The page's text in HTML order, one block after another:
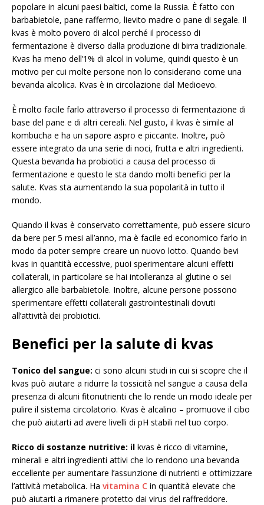
popolare in alcuni paesi baltici, come la Russia. È fatto con
barbabietole, pane raffermo, lievito madre o pane di segale. Il
kvas è molto povero di alcol perché il processo di
fermentazione è diverso dalla produzione di birra tradizionale.
Kvas ha meno dell’1% di alcol in volume, quindi questo è un
motivo per cui molte persone non lo considerano come una
bevanda alcolica. Kvas è in circolazione dal Medioevo.
È molto facile farlo attraverso il processo di fermentazione di
base del pane e di altri cereali. Nel gusto, il kvas è simile al
kombucha e ha un sapore aspro e piccante. Inoltre, può
essere integrato da una serie di noci, frutta e altri ingredienti.
Questa bevanda ha probiotici a causa del processo di
fermentazione e questo le sta dando molti benefici per la
salute. Kvas sta aumentando la sua popolarità in tutto il
mondo.
Quando il kvas è conservato correttamente, può essere sicuro
da bere per 5 mesi all’anno, ma è facile ed economico farlo in
modo da poter sempre creare un nuovo lotto. Quando bevi
kvas in quantità eccessive, puoi sperimentare alcuni effetti
collaterali, in particolare se hai intolleranza al glutine o sei
allergico alle barbabietole. Inoltre, alcune persone possono
sperimentare effetti collaterali gastrointestinali dovuti
all’attività dei probiotici.
Benefici per la salute di kvas
Tonico del sangue: ci sono alcuni studi in cui si scopre che il
kvas può aiutare a ridurre la tossicità nel sangue a causa della
presenza di alcuni fitonutrienti che lo rende un modo ideale per
pulire il sistema circolatorio. Kvas è alcalino – promuove il cibo
che può aiutarti ad avere livelli di pH stabili nel tuo corpo.
Ricco di sostanze nutritive: il kvas è ricco di vitamine,
minerali e altri ingredienti attivi che lo rendono una bevanda
eccellente per aumentare l’assunzione di nutrienti e ottimizzare
l’attività metabolica. Ha vitamina C in quantità elevate che
può aiutarti a rimanere protetto dai virus del raffreddore.